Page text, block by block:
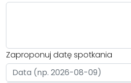
Zaproponuj datę spotkania